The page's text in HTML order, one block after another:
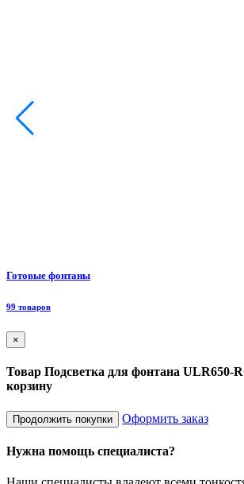
Готовые фонтаны
99 товаров
×
Товар Подсветка для фонтана ULR650-
корзину
Продолжить покупки Оформить заказ
Нужна помощь специалиста?